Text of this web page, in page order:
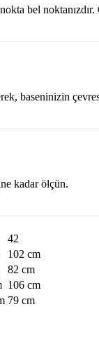
bel
baseninizin
kadar ölçün.
42
102 cm
82 cm
106 cm
79 cm